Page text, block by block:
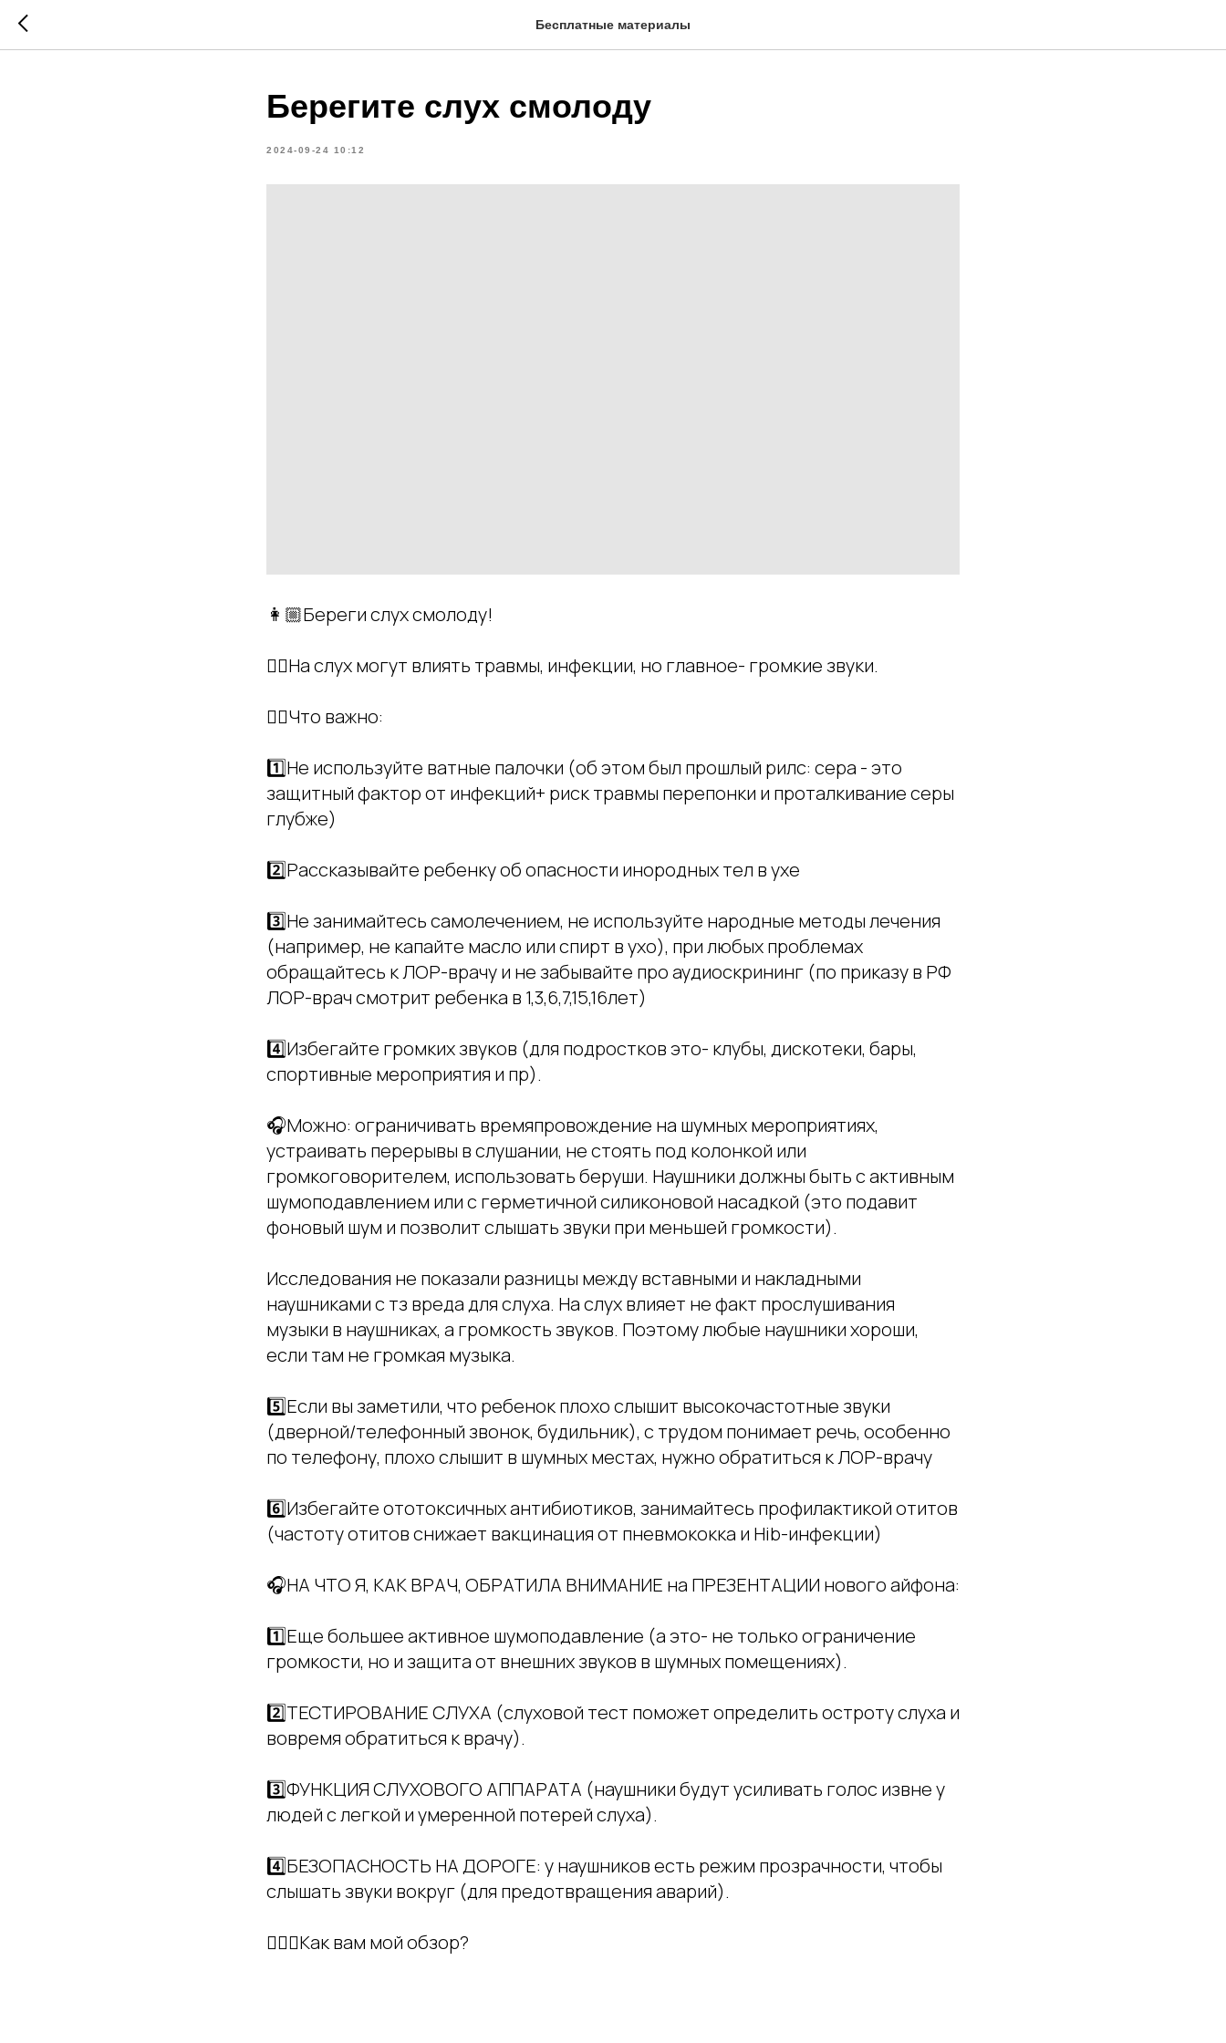
Бесплатные материалы
Берегите слух смолоду
2024-09-24 10:12
👩🏼Береги слух смолоду!
👂🏻На слух могут влиять травмы, инфекции, но главное- громкие звуки.
👂🏻Что важно:
1️⃣Не используйте ватные палочки (об этом был прошлый рилс: сера - это
защитный фактор от инфекций+ риск травмы перепонки и проталкивание серы
глубже)
2️⃣Рассказывайте ребенку об опасности инородных тел в ухе
3️⃣Не занимайтесь самолечением, не используйте народные методы лечения
(например, не капайте масло или спирт в ухо), при любых проблемах
обращайтесь к ЛОР-врачу и не забывайте про аудиоскрининг (по приказу в РФ
ЛОР-врач смотрит ребенка в 1,3,6,7,15,16лет)
4️⃣Избегайте громких звуков (для подростков это- клубы, дискотеки, бары,
спортивные мероприятия и пр).
🎧Можно: ограничивать времяпровождение на шумных мероприятиях,
устраивать перерывы в слушании, не стоять под колонкой или
громкоговорителем, использовать беруши. Наушники должны быть с активным
шумоподавлением или с герметичной силиконовой насадкой (это подавит
фоновый шум и позволит слышать звуки при меньшей громкости).
Исследования не показали разницы между вставными и накладными
наушниками с тз вреда для слуха. На слух влияет не факт прослушивания
музыки в наушниках, а громкость звуков. Поэтому любые наушники хороши,
если там не громкая музыка.
5️⃣Если вы заметили, что ребенок плохо слышит высокочастотные звуки
(дверной/телефонный звонок, будильник), с трудом понимает речь, особенно
по телефону, плохо слышит в шумных местах, нужно обратиться к ЛОР-врачу
6️⃣Избегайте ототоксичных антибиотиков, занимайтесь профилактикой отитов
(частоту отитов снижает вакцинация от пневмококка и Hib-инфекции)
🎧НА ЧТО Я, КАК ВРАЧ, ОБРАТИЛА ВНИМАНИЕ на ПРЕЗЕНТАЦИИ нового айфона:
1️⃣Еще большее активное шумоподавление (а это- не только ограничение
громкости, но и защита от внешних звуков в шумных помещениях).
2️⃣ТЕСТИРОВАНИЕ СЛУХА (слуховой тест поможет определить остроту слуха и
вовремя обратиться к врачу).
3️⃣ФУНКЦИЯ СЛУХОВОГО АППАРАТА (наушники будут усиливать голос извне у
людей с легкой и умеренной потерей слуха).
4️⃣БЕЗОПАСНОСТЬ НА ДОРОГЕ: у наушников есть режим прозрачности, чтобы
слышать звуки вокруг (для предотвращения аварий).
👩🏼‍⚕️Как вам мой обзор?